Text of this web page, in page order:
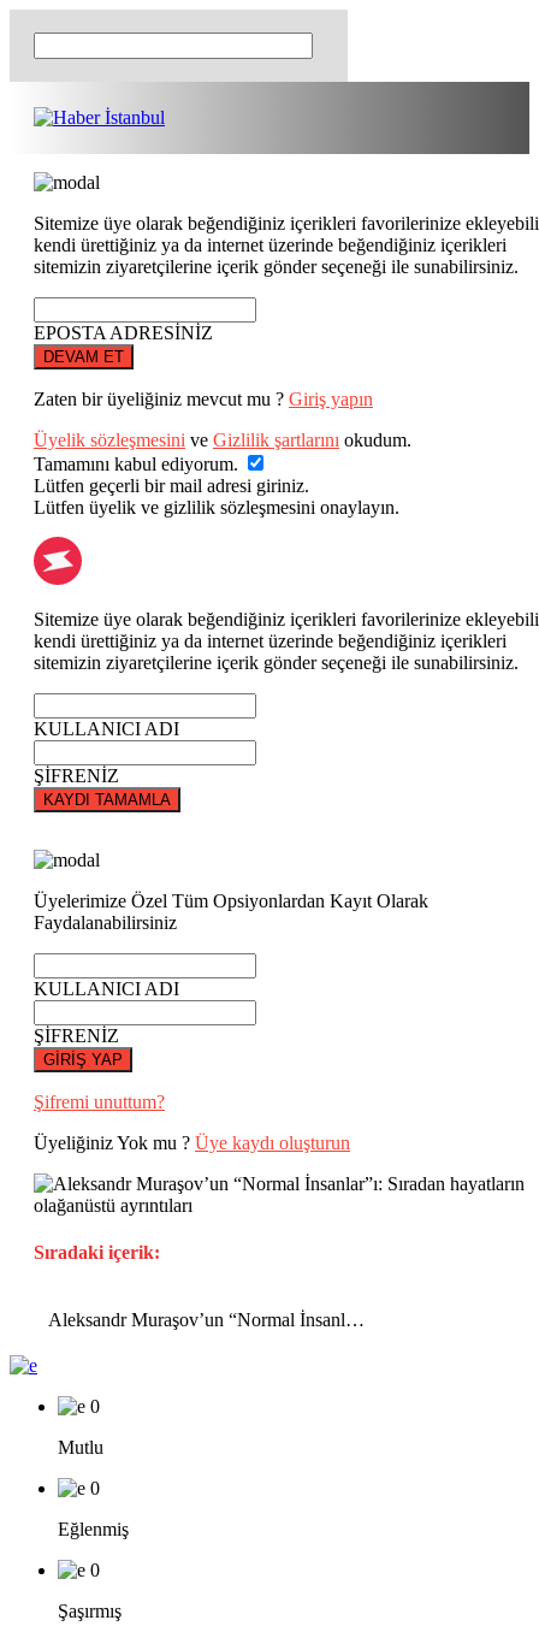
Sitemize üye olarak beğendiğiniz içerikleri favorilerinize
kendi ürettiğiniz ya da internet üzerinde beğendiğiniz içerikleri
sitemizin ziyaretçilerine içerik gönder seçeneği ile sunabilirsiniz.
EPOSTA ADRESİNİZ
DEVAM ET
Zaten bir üyeliğiniz mevcut mu ? Giriş yapın
Üyelik sözleşmesini ve Gizlilik şartlarını okudum.
Tamamını kabul ediyorum.
Lütfen geçerli bir mail adresi giriniz.
Lütfen üyelik ve gizlilik sözleşmesini onaylayın.
Sitemize üye olarak beğendiğiniz içerikleri favorilerinize
kendi ürettiğiniz ya da internet üzerinde beğendiğiniz içerikleri
sitemizin ziyaretçilerine içerik gönder seçeneği ile sunabilirsiniz.
KULLANICI ADI
ŞİFRENİZ
KAYDI TAMAMLA
Üyelerimize Özel Tüm Opsiyonlardan Kayıt Olarak
Faydalanabilirsiniz
KULLANICI ADI
ŞİFRENİZ
GİRİŞ YAP
Şifremi unuttum?
Üyeliğiniz Yok mu ? Üye kaydı oluşturun
Sıradaki içerik:
Aleksandr Muraşov’un “Normal İnsanlar”ı: Sıradan hayatların olağanüstü ayrıntıları
0
Mutlu
0
Eğlenmiş
0
Şaşırmış